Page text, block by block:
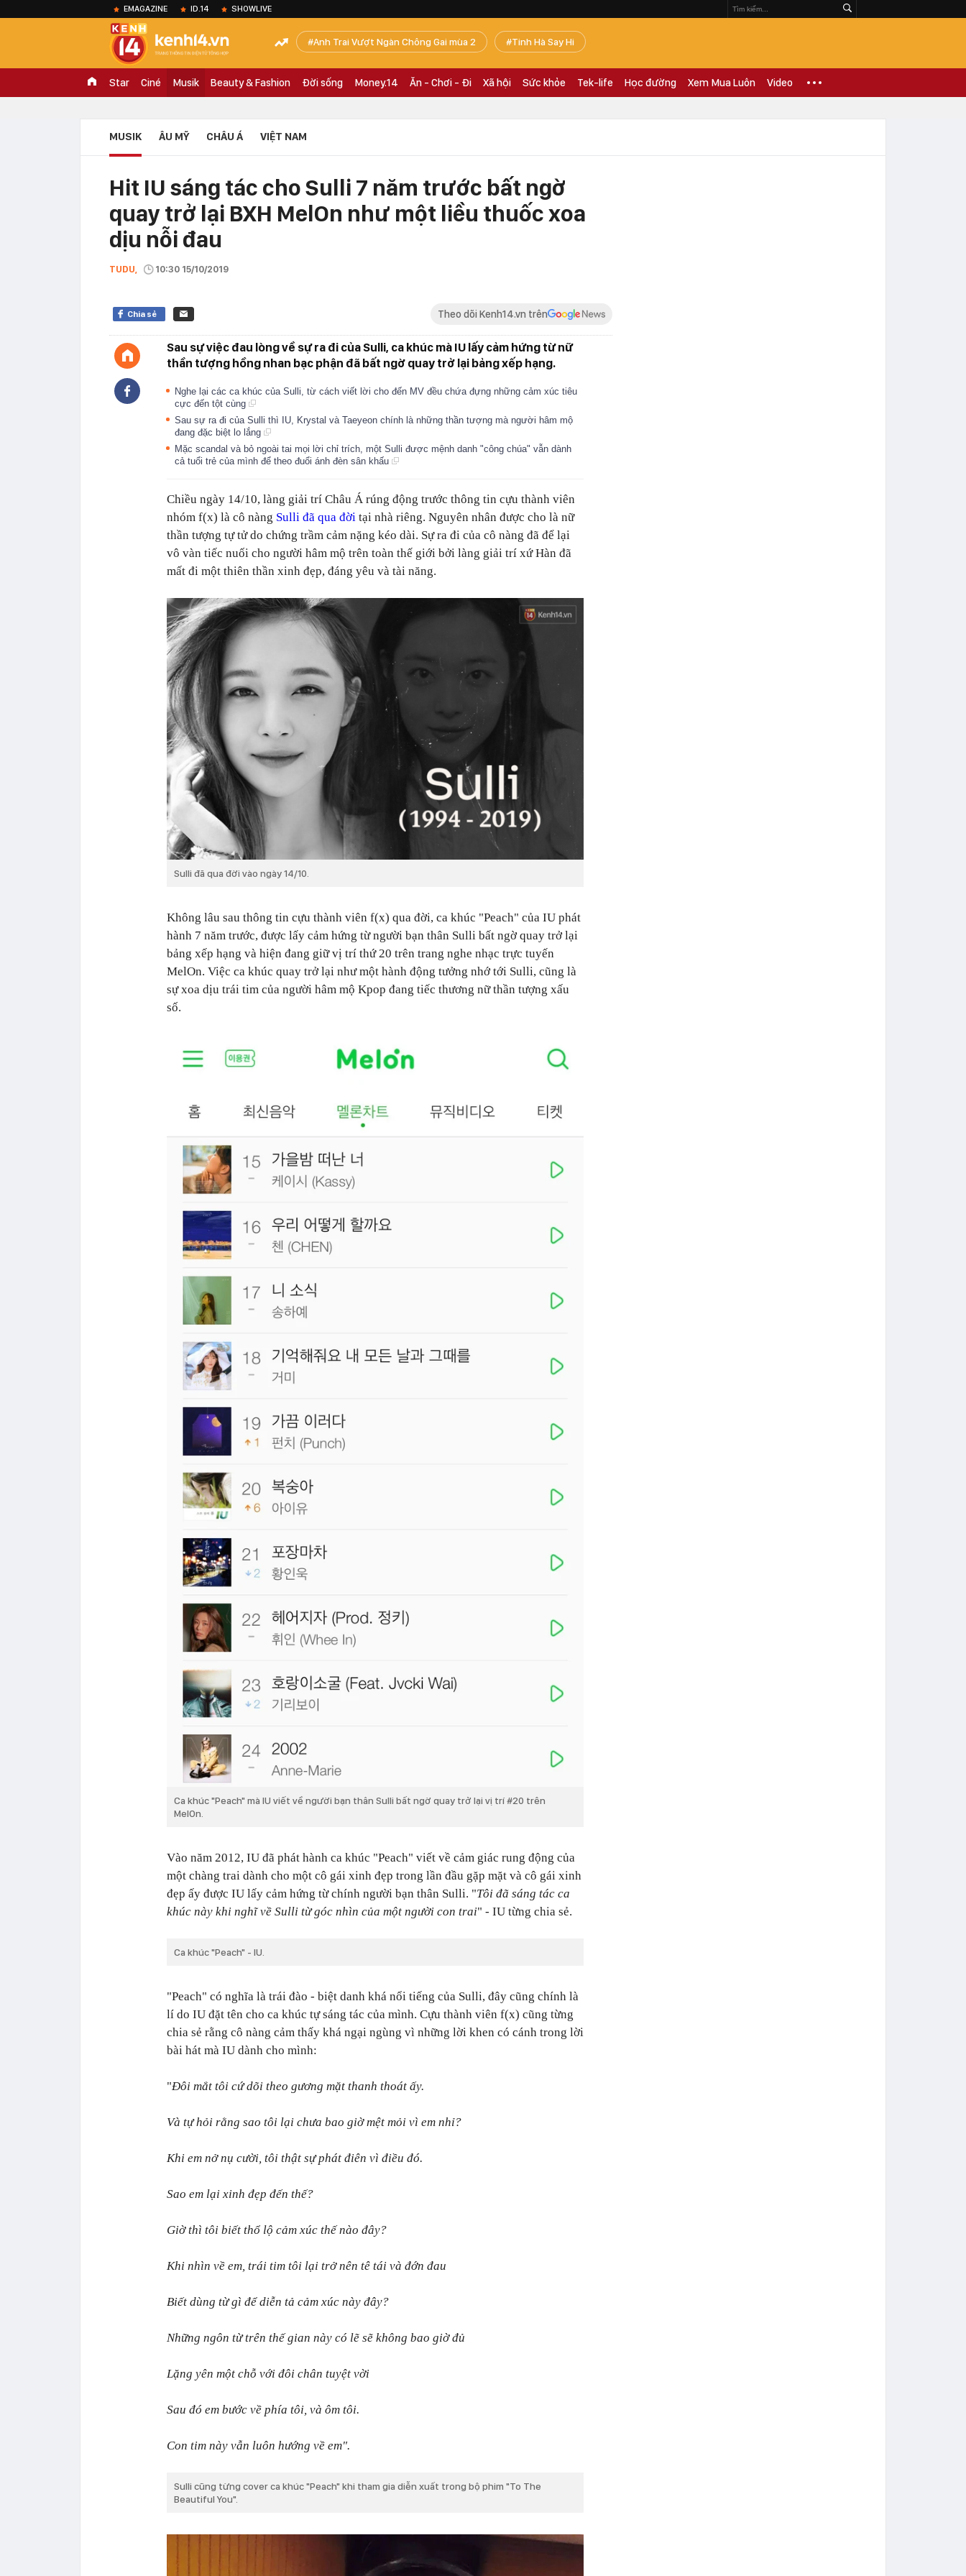
EMAGAZINE ID.14 SHOWLIVE
Anh Trai Vượt Ngàn Chông Gai mùa 2 Tinh Hà Say Hi
Star Ciné Musik Beauty & Fashion Đời sống Money.14 Ăn - Chơi - Đi Xã hội Sức khỏe Tek-life Học đường Xem Mua Luôn Video
MUSIK ÂU MỸ CHÂU Á VIỆT NAM
Hit IU sáng tác cho Sulli 7 năm trước bất ngờ
quay trở lại BXH MelOn như một liều thuốc xoa
dịu nỗi đau
TUDU, 10:30 15/10/2019
Chia sẻ Theo dõi Kenh14.vn trên
Sau sự việc đau lòng về sự ra đi của Sulli, ca khúc mà IU lấy cảm hứng từ nữ
thần tượng hồng nhan bạc phận đã bất ngờ quay trở lại bảng xếp hạng.
Nghe lại các ca khúc của Sulli, từ cách viết lời cho đến MV đều chứa đựng những cảm xúc tiêu
cực đến tột cùng
Sau sự ra đi của Sulli thì IU, Krystal và Taeyeon chính là những thần tượng mà người hâm mộ
đang đặc biệt lo lắng
Mặc scandal và bỏ ngoài tai mọi lời chỉ trích, một Sulli được mệnh danh "công chúa" vẫn dành
cả tuổi trẻ của mình để theo đuổi ánh đèn sân khấu
Chiều ngày 14/10, làng giải trí Châu Á rúng động trước thông tin cựu thành viên
nhóm f(x) là cô nàng Sulli đã qua đời tại nhà riêng. Nguyên nhân được cho là nữ
thần tượng tự tử do chứng trầm cảm nặng kéo dài. Sự ra đi của cô nàng đã để lại
vô vàn tiếc nuối cho người hâm mộ trên toàn thế giới bởi làng giải trí xứ Hàn đã
mất đi một thiên thần xinh đẹp, đáng yêu và tài năng.
Sulli đã qua đời vào ngày 14/10.
Không lâu sau thông tin cựu thành viên f(x) qua đời, ca khúc "Peach" của IU phát
hành 7 năm trước, được lấy cảm hứng từ người bạn thân Sulli bất ngờ quay trở lại
bảng xếp hạng và hiện đang giữ vị trí thứ 20 trên trang nghe nhạc trực tuyến
MelOn. Việc ca khúc quay trở lại như một hành động tưởng nhớ tới Sulli, cũng là
sự xoa dịu trái tim của người hâm mộ Kpop đang tiếc thương nữ thần tượng xấu
số.
Ca khúc "Peach" mà IU viết về người bạn thân Sulli bất ngờ quay trở lại vị trí #20 trên
MelOn.
Vào năm 2012, IU đã phát hành ca khúc "Peach" viết về cảm giác rung động của
một chàng trai dành cho một cô gái xinh đẹp trong lần đầu gặp mặt và cô gái xinh
đẹp ấy được IU lấy cảm hứng từ chính người bạn thân Sulli. "Tôi đã sáng tác ca
khúc này khi nghĩ về Sulli từ góc nhìn của một người con trai" - IU từng chia sẻ.
Ca khúc "Peach" - IU.
"Peach" có nghĩa là trái đào - biệt danh khá nổi tiếng của Sulli, đây cũng chính là
lí do IU đặt tên cho ca khúc tự sáng tác của mình. Cựu thành viên f(x) cũng từng
chia sẻ rằng cô nàng cảm thấy khá ngại ngùng vì những lời khen có cánh trong lời
bài hát mà IU dành cho mình:
"Đôi mắt tôi cứ dõi theo gương mặt thanh thoát ấy.
Và tự hỏi rằng sao tôi lại chưa bao giờ mệt mỏi vì em nhỉ?
Khi em nở nụ cười, tôi thật sự phát điên vì điều đó.
Sao em lại xinh đẹp đến thế?
Giờ thì tôi biết thổ lộ cảm xúc thế nào đây?
Khi nhìn về em, trái tim tôi lại trở nên tê tái và đớn đau
Biết dùng từ gì để diễn tả cảm xúc này đây?
Những ngôn từ trên thế gian này có lẽ sẽ không bao giờ đủ
Lặng yên một chỗ với đôi chân tuyệt vời
Sau đó em bước về phía tôi, và ôm tôi.
Con tim này vẫn luôn hướng về em".
Sulli cũng từng cover ca khúc "Peach" khi tham gia diễn xuất trong bộ phim "To The
Beautiful You".